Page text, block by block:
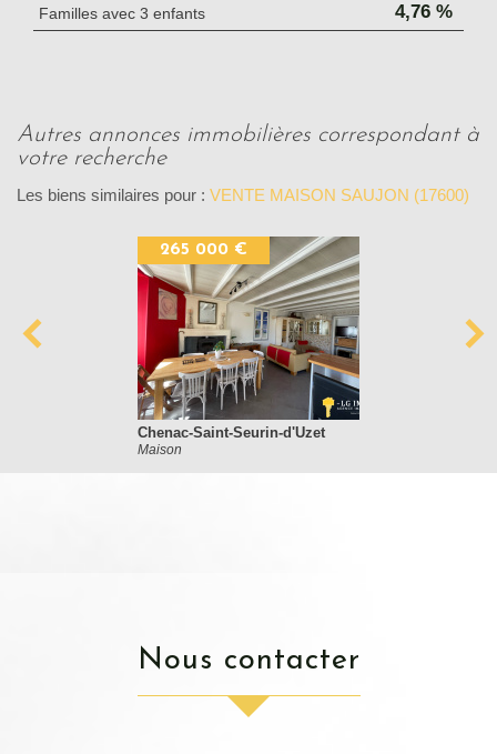
Familles avec 3 enfants 4,76 %
autres annonces immobilières correspondant à
votre recherche
Les biens similaires pour : VENTE MAISON SAUJON (17600)
265 000 €
Chenac-Saint-Seurin-d'Uzet
Maison
nous contacter